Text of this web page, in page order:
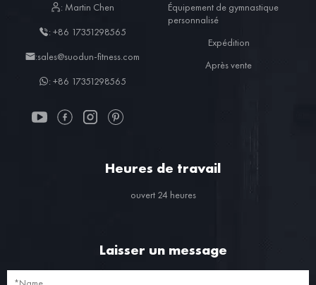
: Martin Chen
: +86 17351298565
:sales@suodun-fitness.com
: +86 17351298565
Équipement de gymnastique
personnalisé
Expédition
Après vente
Heures de travail
ouvert 24 heures
Laisser un message